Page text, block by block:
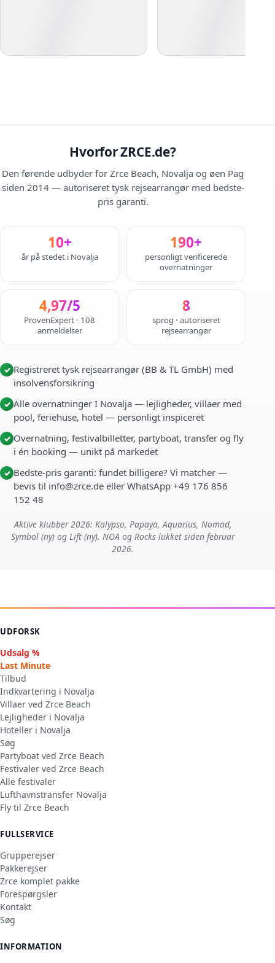
Hvorfor ZRCE.de?
Den førende udbyder for Zrce Beach, Novalja og øen Pag
siden 2014 — autoriseret tysk rejsearrangør med bedste-
pris garanti.
10+
år på stedet i Novalja
190+
personligt verificerede
overnatninger
4,97/5
ProvenExpert · 108
anmeldelser
8
sprog · autoriseret
rejsearrangør
✓ Registreret tysk rejsearrangør (BB & TL GmbH) med
insolvensforsikring
✓ Alle overnatninger I Novalja — lejligheder, villaer med
pool, feriehuse, hotel — personligt inspiceret
✓ Overnatning, festivalbilletter, partyboat, transfer og fly
i én booking — unikt på markedet
✓ Bedste-pris garanti: fundet billigere? Vi matcher —
bevis til info@zrce.de eller WhatsApp +49 176 856
152 48
Aktive klubber 2026: Kalypso, Papaya, Aquarius, Nomad,
Symbol (ny) og Lift (ny). NOA og Rocks lukket siden februar
2026.
UDFORSK
Udsalg %
Last Minute
Tilbud
Indkvartering i Novalja
Villaer ved Zrce Beach
Lejligheder i Novalja
Hoteller i Novalja
Søg
Partyboat ved Zrce Beach
Festivaler ved Zrce Beach
Alle festivaler
Lufthavnstransfer Novalja
Fly til Zrce Beach
FULLSERVICE
Grupperejser
Pakkerejser
Zrce komplet pakke
Forespørgsler
Kontakt
Søg
INFORMATION